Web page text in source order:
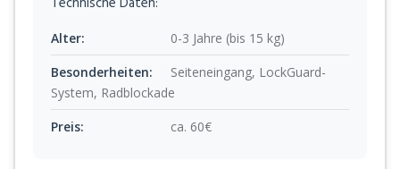
Alter:
0-3 Jahre (bis 15 kg)
Besonderheiten:
Seiteneingang, LockGuard-
System, Radblockade
Preis:
ca. 60€